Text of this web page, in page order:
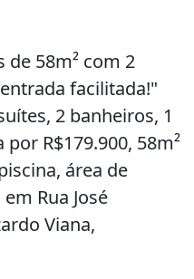
58m² com 2
facilitada!"
2 banheiros, 1
R$179.900, 58m²
área de
Rua José
Viana,